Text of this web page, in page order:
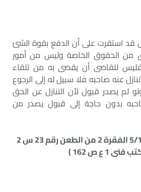
استقرت على أن الدفع بقوة الشئ
الحقوق الخاصة وليس من أمور
فليس للقاضى أن يقضى به من تلقاء
عنه صاحبه فلا سبيل له إلى الرجوع
لم يصدر قبول لأن التنازل عن الحق
بدون حاجة إلى قبول يصدر من
( نقض مدنى 5/1/1933 الفقرة 2 من الطعن رقم 23 س 2
1 ع ص 162 )